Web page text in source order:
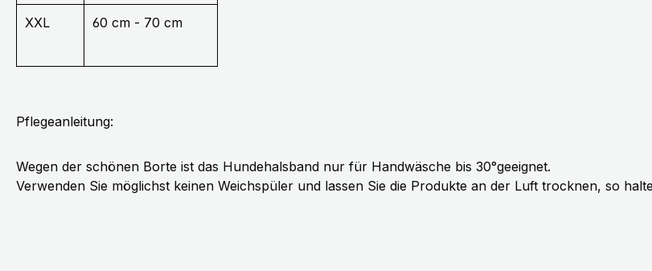
XXL 60 cm - 70 cm
Pflegeanleitung:
Wegen der schönen Borte ist das Hundehalsband nur für Handwäsche bis 30°geeignet.
Verwenden Sie möglichst keinen Weichspüler und lassen Sie die Produkte an der Luft trocknen, so